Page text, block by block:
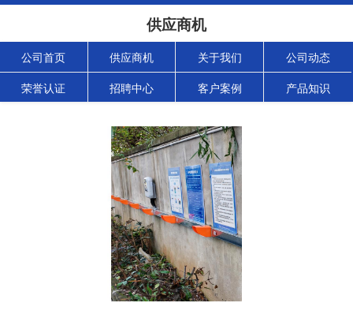
供应商机
公司首页 供应商机 关于我们 公司动态
荣誉认证 招聘中心 客户案例 产品知识